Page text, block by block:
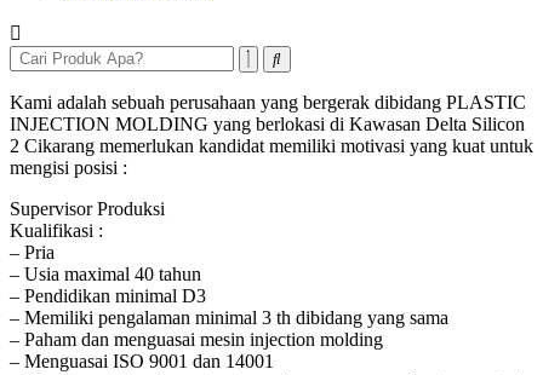
Kami adalah sebuah perusahaan yang bergerak dibidang PLASTIC
INJECTION MOLDING yang berlokasi di Kawasan Delta Silicon
2 Cikarang memerlukan kandidat memiliki motivasi yang kuat untuk
mengisi posisi :
Supervisor Produksi
Kualifikasi :
– Pria
– Usia maximal 40 tahun
– Pendidikan minimal D3
– Memiliki pengalaman minimal 3 th dibidang yang sama
– Paham dan menguasai mesin injection molding
– Menguasai ISO 9001 dan 14001